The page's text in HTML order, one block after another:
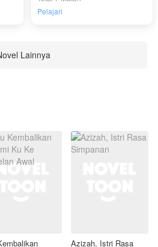
Pelajari
Lainnya
Azizah, Istri Rasa